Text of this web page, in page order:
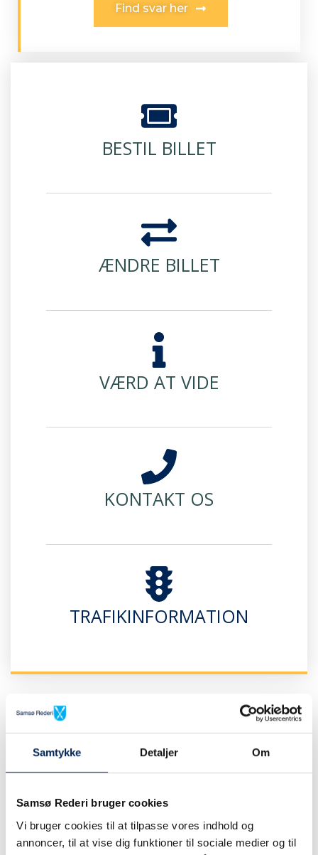
Samtykke Detaljer Om
Samsø Rederi bruger cookies
Vi bruger cookies til at tilpasse vores indhold og
annoncer, til at vise dig funktioner til sociale medier og til
Find svar her
BESTIL BILLET
ÆNDRE BILLET
VÆRD AT VIDE
KONTAKT OS
TRAFIKINFORMATION
Har du en kundeaftale med os?
Spørgsmål og svar for dig